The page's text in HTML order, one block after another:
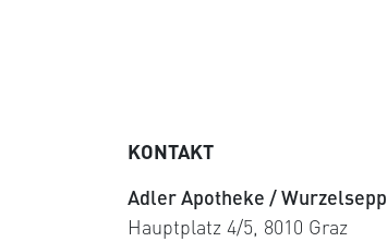
KONTAKT
Adler Apotheke / Wurzelsepp
Hauptplatz 4/5, 8010 Graz